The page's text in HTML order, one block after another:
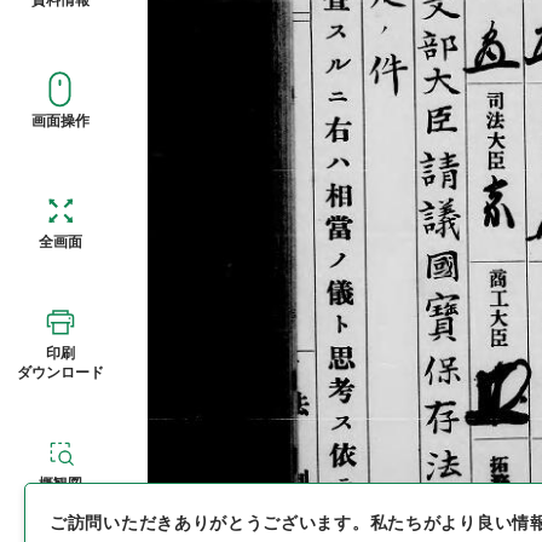
画面操作
全画面
印刷
ダウンロード
概観図
ご訪問いただきありがとうございます。 私たちがより良い情